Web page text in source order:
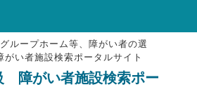
HOME
にりブックマーク
ループホーム等、障がい者の選
がい者施設検索ポータルサイト
障がい者施設検索ポー